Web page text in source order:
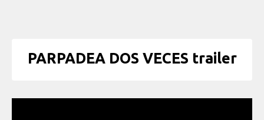
PARPADEA DOS VECES trailer